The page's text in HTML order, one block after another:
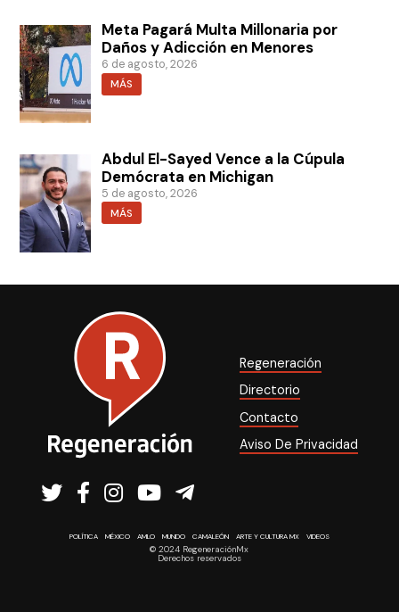
Meta Pagará Multa Millonaria por
Daños y Adicción en Menores
6 de agosto, 2026
MÁS
Abdul El-Sayed Vence a la Cúpula
Demócrata en Michigan
5 de agosto, 2026
MÁS
Regeneración
Directorio
Contacto
Aviso De Privacidad
POLÍTICA MÉXICO AMLO MUNDO CAMALEÓN ARTE Y CULTURA MX VIDEOS
© 2024 RegeneraciónMx
Derechos reservados